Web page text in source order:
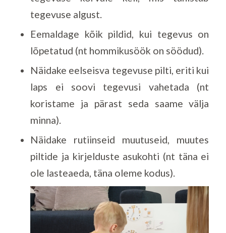
tegevuse algust.
Eemaldage kõik pildid, kui tegevus on
lõpetatud (nt hommikusöök on söödud).
Näidake eelseisva tegevuse pilti, eriti kui
laps ei soovi tegevusi vahetada (nt
koristame ja pärast seda saame välja
minna).
Näidake rutiinseid muutuseid, muutes
piltide ja kirjelduste asukohti (nt täna ei
ole lasteaeda, täna oleme kodus).